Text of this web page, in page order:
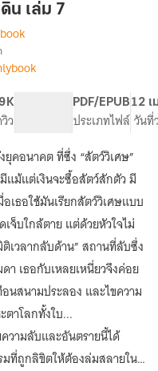
น เล่ม 7
า
ว
PDF/EPUB
ประเภทไฟล์
12 เ
วันที่
คอนาคต ที่ซึ่ง “สัตว์วิเศษ”
แม้แต่เงินจะซื้อสัตว์สักตัว มี
ธอใช้มันเรียกสัตว์วิเศษแบบ
จ็บใกล้ตาย แต่ด้วยหัวใจไม่
เวลากลับด้าน” สถานที่ลับซึ่ง
า เธอกับเหลยเหนี่ยวจึงค่อย
นสนามประลอง และไขความ
าโลกทั้งใบ...
วามลับและอันตรายนี้ได้
มที่ถูกลิขิตให้ต้องล่มสลายใน